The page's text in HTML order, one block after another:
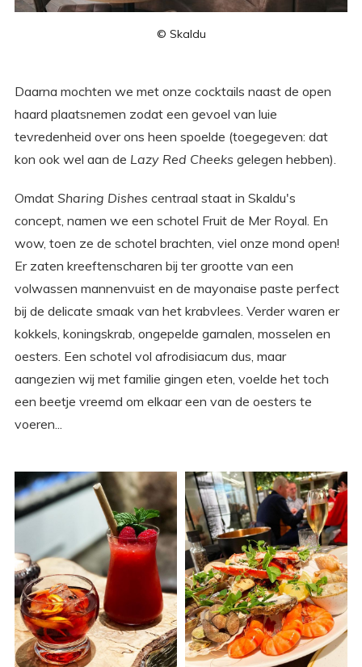
© Skaldu
Daarna mochten we met onze cocktails naast de open
haard plaatsnemen zodat een gevoel van luie
tevredenheid over ons heen spoelde (toegegeven: dat
kon ook wel aan de Lazy Red Cheeks gelegen hebben).
Omdat Sharing Dishes centraal staat in Skaldu's
concept, namen we een schotel Fruit de Mer Royal. En
wow, toen ze de schotel brachten, viel onze mond open!
Er zaten kreeftenscharen bij ter grootte van een
volwassen mannenvuist en de mayonaise paste perfect
bij de delicate smaak van het krabvlees. Verder waren er
kokkels, koningskrab, ongepelde garnalen, mosselen en
oesters. Een schotel vol afrodisiacum dus, maar
aangezien wij met familie gingen eten, voelde het toch
een beetje vreemd om elkaar een van de oesters te
voeren...